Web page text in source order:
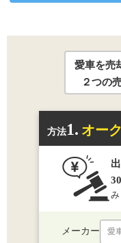
愛車を売
２つの
方法1. オー
み
メーカー 愛